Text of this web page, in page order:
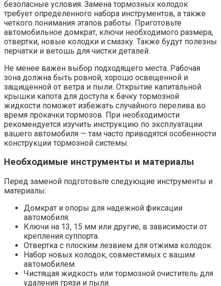
безопасные условия. Замена тормозных колодок
требует определенного набора инструментов, а также
четкого понимания этапов работы. Приготовьте
автомобильное домкрат, ключи необходимого размера,
отвертки, новые колодки и смазку. Также будут полезны
перчатки и ветошь для чистки деталей.
Не менее важен выбор подходящего места. Рабочая
зона должна быть ровной, хорошо освещенной и
защищенной от ветра и пыли. Открытие капитальной
крышки капота для доступа к бачку тормозной
жидкости поможет избежать случайного перелива во
время прокачки тормозов. При необходимости
рекомендуется изучить инструкцию по эксплуатации
вашего автомобиля — там часто приводятся особенности
конструкции тормозной системы.
Необходимые инструменты и материалы
Перед заменой подготовьте следующие инструменты и
материалы:
Домкрат и опоры для надежной фиксации
автомобиля.
Ключи на 13, 15 мм или другие, в зависимости от
крепления суппорта.
Отвертка с плоским лезвием для отжима колодок.
Набор новых колодок, совместимых с вашим
автомобилем.
Чистящая жидкость или тормозной очиститель для
удаления грязи и пыли.